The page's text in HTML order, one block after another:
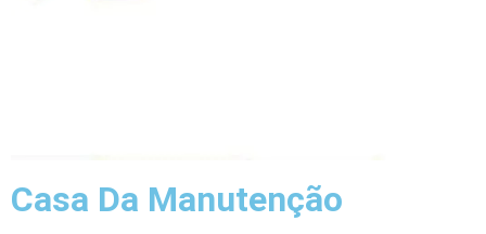
Casa Da Manutenção